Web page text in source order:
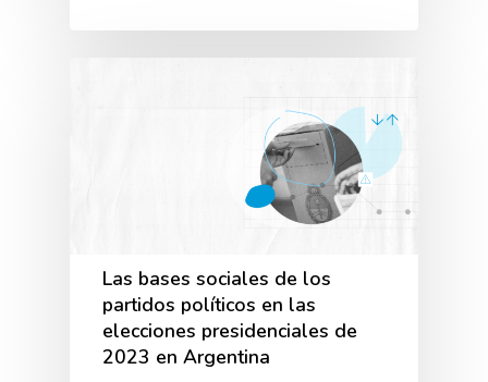
Las bases sociales de los
partidos políticos en las
elecciones presidenciales de
2023 en Argentina